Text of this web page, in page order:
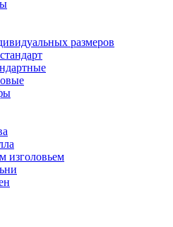
размеров
изголовьем